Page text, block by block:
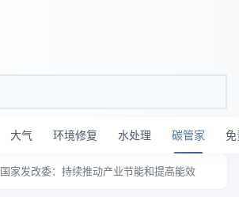
大气 环境修复 水处理 碳管家 免
国家发改委：持续推动产业节能和提高能效